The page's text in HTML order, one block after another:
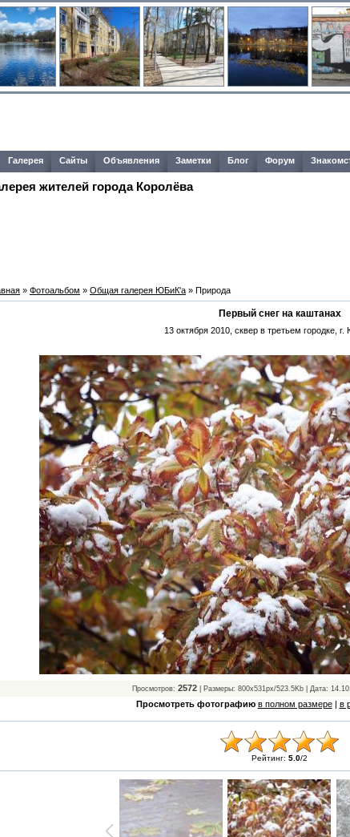
Галерея Сайты Объявления Заметки Блог Форум
жителей города Королёва
» Фотоальбом » Общая галерея ЮБиК'a » Природа
Первый снег на каштанах
13 октября 2010, сквер в третьем городке,
Просмотров: 2572| Размеры: 800x531px/523.5Kb | Дата:
Просмотреть фотографию в полном размере| в
Рейтинг: 5.0/2